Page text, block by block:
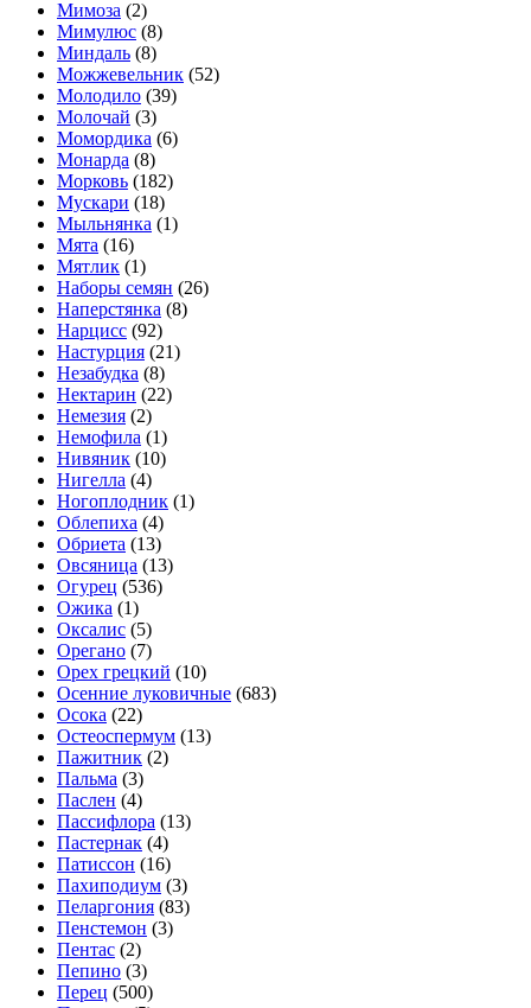
Мимоза (2)
Мимулюс (8)
Миндаль (8)
Можжевельник (52)
Молодило (39)
Молочай (3)
Момордика (6)
Монарда (8)
Морковь (182)
Мускари (18)
Мыльнянка (1)
Мята (16)
Мятлик (1)
Наборы семян (26)
Наперстянка (8)
Нарцисс (92)
Настурция (21)
Незабудка (8)
Нектарин (22)
Немезия (2)
Немофила (1)
Нивяник (10)
Нигелла (4)
Ногоплодник (1)
Облепиха (4)
Обриета (13)
Овсяница (13)
Огурец (536)
Ожика (1)
Оксалис (5)
Орегано (7)
Орех грецкий (10)
Осенние луковичные (683)
Осока (22)
Остеоспермум (13)
Пажитник (2)
Пальма (3)
Паслен (4)
Пассифлора (13)
Пастернак (4)
Патиссон (16)
Пахиподиум (3)
Пеларгония (83)
Пенстемон (3)
Пентас (2)
Пепино (3)
Перец (500)